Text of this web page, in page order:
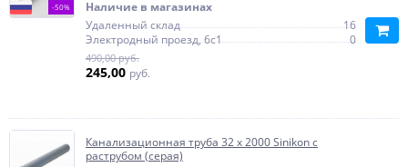
-50%
Наличие в магазинах
Удаленный склад
16
Электродный проезд, 6с1
0
490,00 руб.
245,00 руб.
Канализационная труба 32 х 2000 Sinikon с
раструбом (серая)